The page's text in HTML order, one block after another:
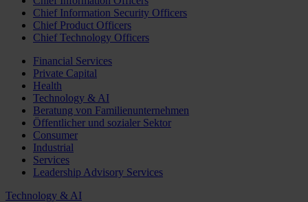
Chief Information Security Officers
Chief Product Officers
Chief Technology Officers
Financial Services
Private Capital
Health
Technology & AI
Beratung von Familienunternehmen
Öffentlicher und sozialer Sektor
Consumer
Industrial
Services
Leadership Advisory Services
Technology & AI